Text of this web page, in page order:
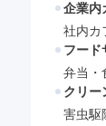
企業内
社内カ
フード
弁当・
クリー
害虫駆